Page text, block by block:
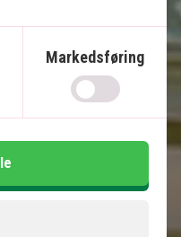
lavastrender
strender og
Markedsføring